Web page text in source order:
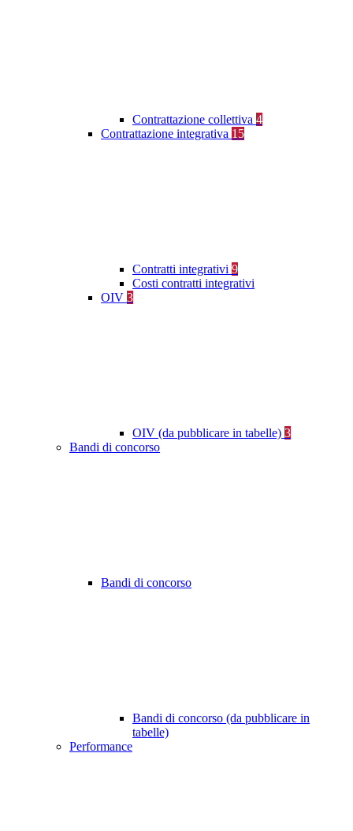
Contrattazione collettiva 4
Contrattazione integrativa 15
Contratti integrativi 9
Costi contratti integrativi
OIV 3
OIV (da pubblicare in tabelle) 3
Bandi di concorso
Bandi di concorso
Bandi di concorso (da pubblicare in
tabelle)
Performance